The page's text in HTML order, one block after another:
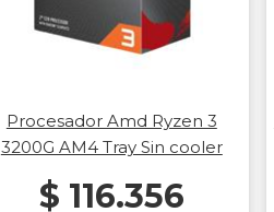
Procesador Amd Ryzen 3
3200G AM4 Tray Sin cooler
$ 116.356